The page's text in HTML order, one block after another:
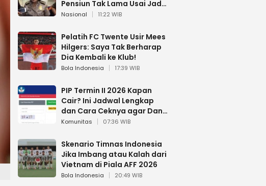
Pensiun Tak Lama Usai Jadi
Brigjen
Nasional 11:22 WIB
Pelatih FC Twente Usir Mees
Hilgers: Saya Tak Berharap
Dia Kembali ke Klub!
Bola Indonesia 17:39 WIB
PIP Termin II 2026 Kapan
Cair? Ini Jadwal Lengkap
dan Cara Ceknya agar Dana
Tidak Hangus!
Komunitas 07:36 WIB
Skenario Timnas Indonesia
Jika Imbang atau Kalah dari
Vietnam di Piala AFF 2026
Bola Indonesia 20:49 WIB